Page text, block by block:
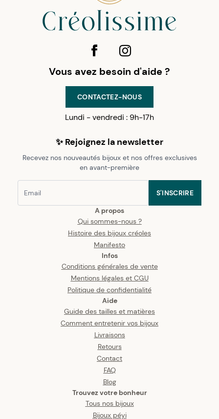
A propos
Qui sommes-nous ?
Histoire des bijoux créoles
Manifesto
Infos
Conditions générales de vente
Mentions légales et CGU
Politique de confidentialité
Aide
Guide des tailles et matières
Comment entretenir vos bijoux
Livraisons
Retours
Contact
FAQ
Blog
Trouvez votre bonheur
Tous nos bijoux
Bijoux péyi
Vous avez besoin d'aide ?
CONTACTEZ-NOUS
Lundi - vendredi : 9h-17h
✨ Rejoignez la newsletter
Recevez nos nouveautés bijoux et nos offres exclusives
en avant-première
S'INSCRIRE